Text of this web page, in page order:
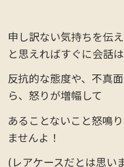
申し訳ない気持ちを伝
と思えればすぐに会話
反抗的な態度や、不真
ら、怒りが増幅して
あることないこと怒鳴
ませんよ！
(レアケースだとは思い